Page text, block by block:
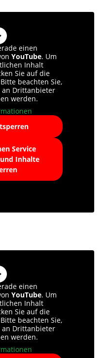
einen
YouTube. Um
Inhalt
Sie auf die
beachten Sie,
an Drittanbieter
werden.
Service
Inhalte
einen
YouTube. Um
Inhalt
Sie auf die
beachten Sie,
an Drittanbieter
werden.